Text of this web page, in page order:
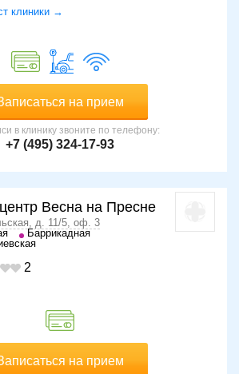
клиники →
на прием
в клинику звоните по телефону:
+7 (495) 324-17-93
Весна на Пресне
д. 11/5, оф. 3
Баррикадная
2
на прием